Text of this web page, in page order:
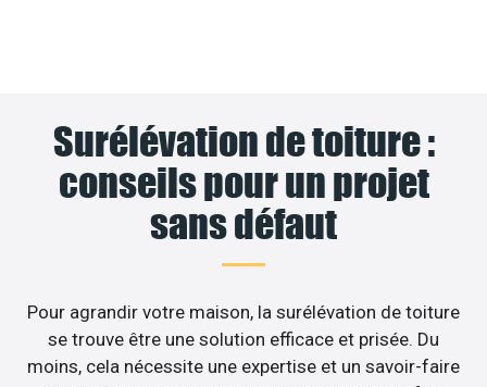
Surélévation de toiture :
conseils pour un projet
sans défaut
Pour agrandir votre maison, la surélévation de toiture
se trouve être une solution efficace et prisée. Du
moins, cela nécessite une expertise et un savoir-faire